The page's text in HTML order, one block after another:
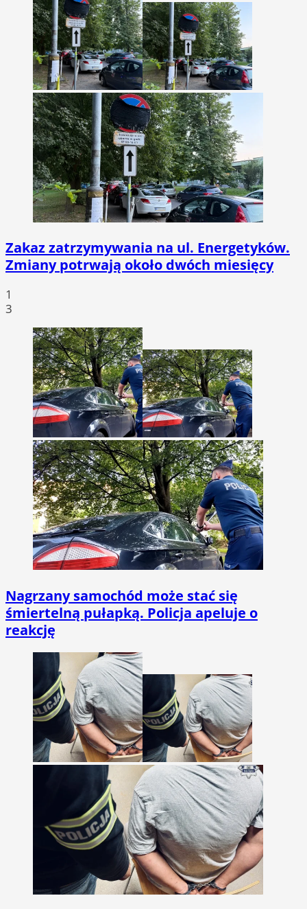
Zakaz zatrzymywania na ul. Energetyków.
Zmiany potrwają około dwóch miesięcy
1
3
Nagrzany samochód może stać się
śmiertelną pułapką. Policja apeluje o
reakcję